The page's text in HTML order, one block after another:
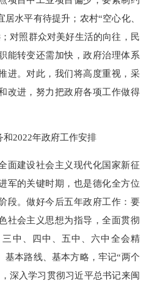
水平有待提升；农村“空心化、
对照群众对美好生活的向往，民
能转变还需加快，政府治理体系
进。对此，我们将高度重视，采
改进，努力把政府各项工作做得
2022年政府工作安排
建设社会主义现代化国家新征
军的关键时期，也是德化全方位
段。做好今后五年政府工作：要
社会主义思想为指导，全面贯彻
中、四中、五中、六中全会精
基本路线、基本方略，牢记“两个
深入学习贯彻习近平总书记来闽